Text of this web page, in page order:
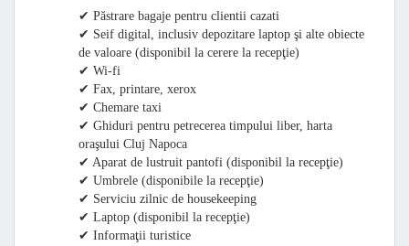
✔ Păstrare bagaje pentru clientii cazati
✔ Seif digital, inclusiv depozitare laptop şi alte obiecte
de valoare (disponibil la cerere la recepţie)
✔ Wi-fi
✔ Fax, printare, xerox
✔ Chemare taxi
✔ Ghiduri pentru petrecerea timpului liber, harta
oraşului Cluj Napoca
✔ Aparat de lustruit pantofi (disponibil la recepţie)
✔ Umbrele (disponibile la recepţie)
✔ Serviciu zilnic de housekeeping
✔ Laptop (disponibil la recepţie)
✔ Informaţii turistice